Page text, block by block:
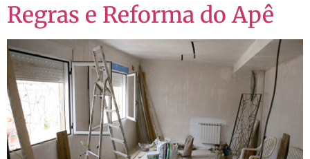
Regras e Reforma do Apê